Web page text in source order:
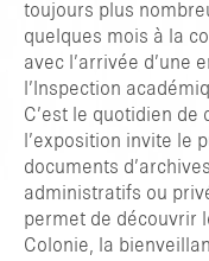
TAPER ENTRER
toujours plus
quelques mois à la
avec l’arrivée d’une
l’Inspection
C’est le quotidien
l’exposition invite le
documents
administratifs ou
permet de découvrir
Colonie, la